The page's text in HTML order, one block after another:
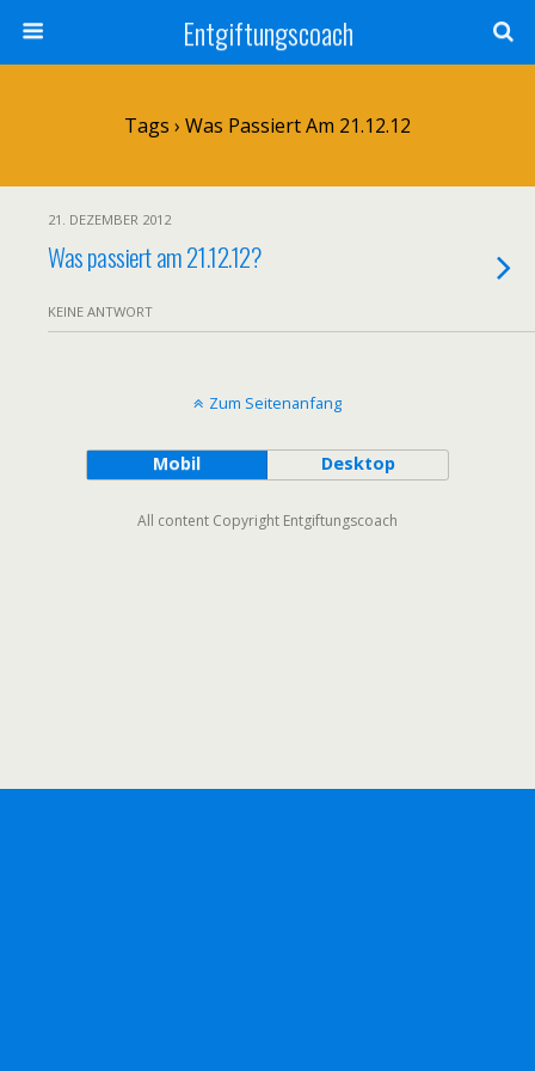
Entgiftungscoach
Tags › Was Passiert Am 21.12.12
21. DEZEMBER 2012
Was passiert am 21.12.12?
KEINE ANTWORT
Zum Seitenanfang
Mobil Desktop
All content Copyright Entgiftungscoach